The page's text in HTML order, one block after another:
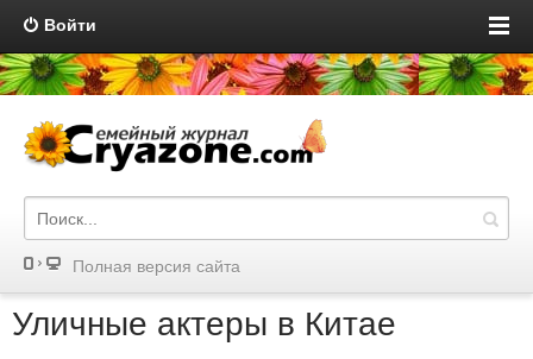
Войти
Полная версия сайта
Уличные актеры в Китае